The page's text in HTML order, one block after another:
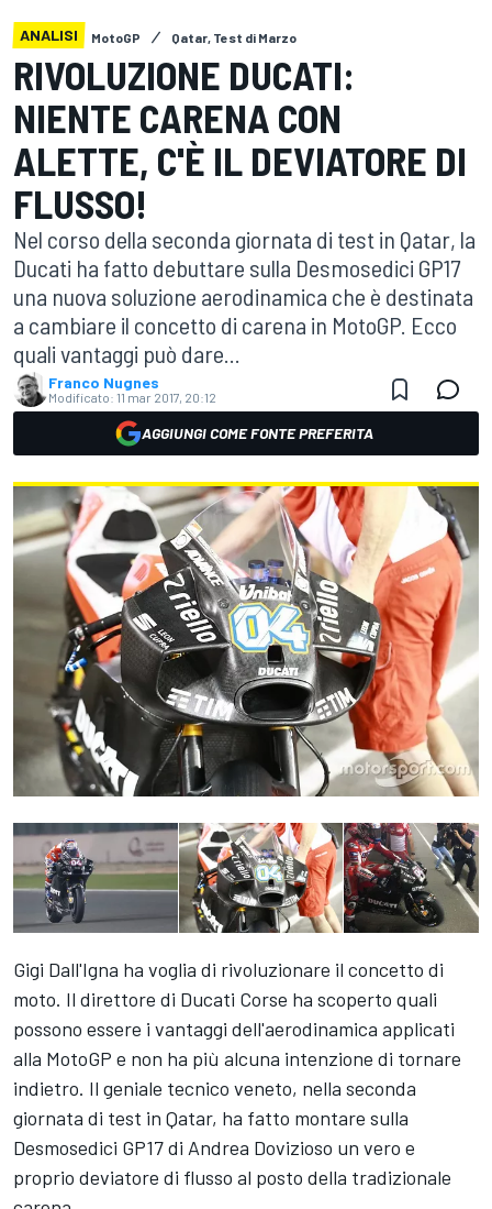
ANALISI MotoGP Qatar, Test di Marzo
RIVOLUZIONE DUCATI:
NIENTE CARENA CON
ALETTE, C'È IL DEVIATORE DI
FLUSSO!
Nel corso della seconda giornata di test in Qatar, la
Ducati ha fatto debuttare sulla Desmosedici GP17
una nuova soluzione aerodinamica che è destinata
a cambiare il concetto di carena in MotoGP. Ecco
quali vantaggi può dare...
Franco Nugnes
Modificato: 11 mar 2017, 20:12
AGGIUNGI COME FONTE PREFERITA
Gigi Dall'Igna ha voglia di rivoluzionare il concetto di
moto. Il direttore di Ducati Corse ha scoperto quali
possono essere i vantaggi dell'aerodinamica applicati
alla MotoGP e non ha più alcuna intenzione di tornare
indietro. Il geniale tecnico veneto, nella seconda
giornata di test in Qatar, ha fatto montare sulla
Desmosedici GP17 di Andrea Dovizioso un vero e
proprio deviatore di flusso al posto della tradizionale